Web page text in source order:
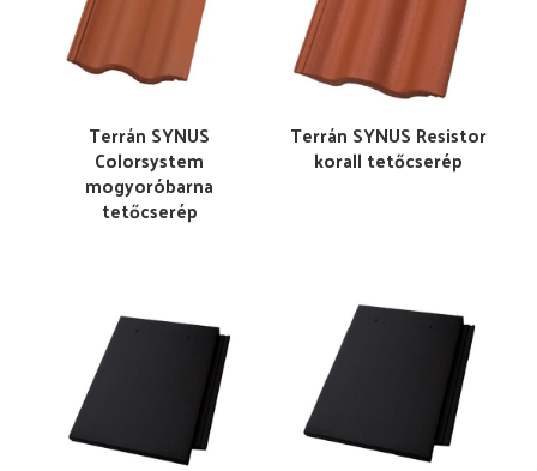
Terrán SYNUS
Colorsystem
mogyoróbarna
tetőcserép
Terrán SYNUS Resistor
korall tetőcserép